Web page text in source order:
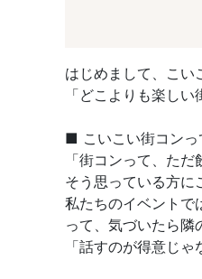
はじめまして、こい
「どこよりも楽し
■ こいこい街コンっ
「街コンって、た
そう思っている方に
私たちのイベント
って、気づいたら隣
「話すのが得意じ